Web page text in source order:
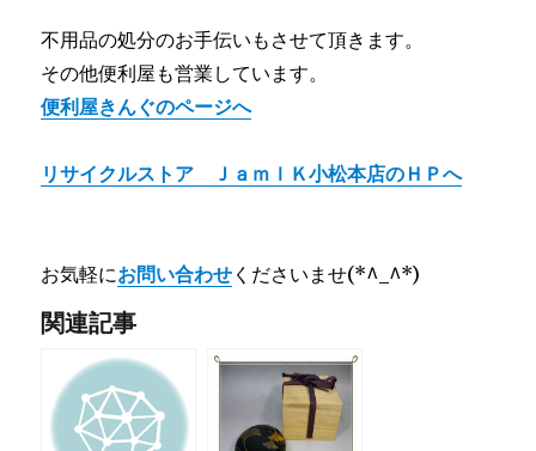
不用品の処分のお手伝いもさせて頂きます。
その他便利屋も営業しています。
便利屋きんぐのページへ
リサイクルストア ＪａｍｌＫ小松本店のＨＰへ
お気軽にお問い合わせ くださいませ(*^_^*)
関連記事